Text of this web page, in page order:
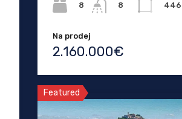
8
8
446
Na prodej
2.160.000€
Featured